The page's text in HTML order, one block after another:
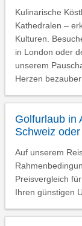
Kulinarische
Kathedralen –
Kulturen.
in London oder
unserem
Herzen
Golfurlaub in
Schweiz
Auf unserem
Preisvergleich
Ihren günstigen